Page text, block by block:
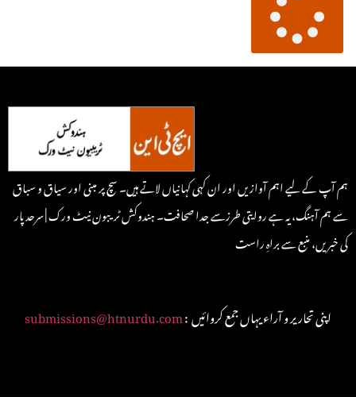
ہم آپ کے لیے اہم آوازیں اور ان کہی کہانیاں لاتے ہیں۔ سچ پر مبنی اور سیاق و سباق
سے ہم آہنگ، یہ ہے روایتی طرزسے جدا صحافت۔ ہندوکش ٹریبون نیٹ ورک | سرحد پار
کی خبریں، منبع سے براہِ راست
submissions@htnurdu.com : اپنی تحاریر و آراء یہاں جمع کروائیں